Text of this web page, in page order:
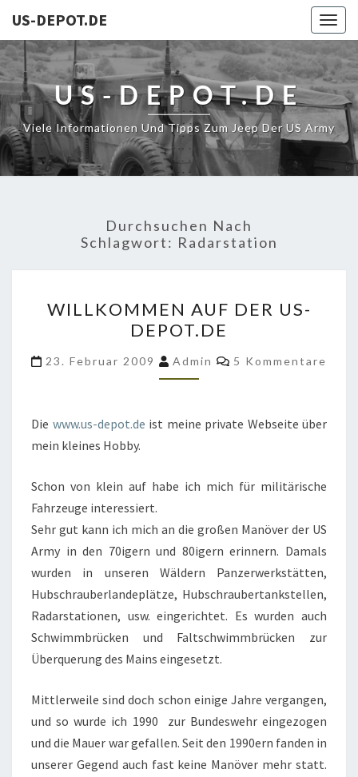
US-DEPOT.DE
US-DEPOT.DE
Viele Informationen Und Tipps Zum Jeep Der US Army
Durchsuchen Nach
Schlagwort: Radarstation
AUF
DER
US-
DEPOT.DE
WILLKOMMEN AUF DER US-
DEPOT.DE
23. Februar 2009 Admin Kommentare
5 Kommentare
Die www.us-depot.de ist meine private Webseite über
mein kleines Hobby.
Schon von klein auf habe ich mich für militärische
Fahrzeuge interessiert.
Sehr gut kann ich mich an die großen Manöver der US
Army in den 70igern und 80igern erinnern. Damals
wurden in unseren Wäldern Panzerwerkstätten,
Hubschrauberlandeplätze, Hubschraubertankstellen,
Radarstationen, usw. eingerichtet. Es wurden auch
Schwimmbrücken und Faltschwimmbrücken zur
Überquerung des Mains eingesetzt.
Mittlerweile sind doch schon einige Jahre vergangen,
und so wurde ich 1990 zur Bundeswehr eingezogen
und die Mauer war gefallen. Seit den 1990ern fanden in
unserer Gegend auch fast keine Manöver mehr statt.